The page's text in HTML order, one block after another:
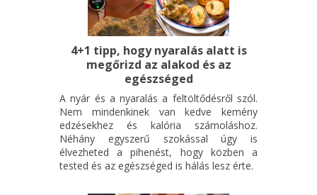
4+1 tipp, hogy nyaralás alatt is
megőrizd az alakod és az
egészséged
A nyár és a nyaralás a feltöltődésről szól.
Nem mindenkinek van kedve kemény
edzésekhez és kalória számoláshoz.
Néhány egyszerű szokással úgy is
élvezheted a pihenést, hogy közben a
tested és az egészséged is hálás lesz érte.